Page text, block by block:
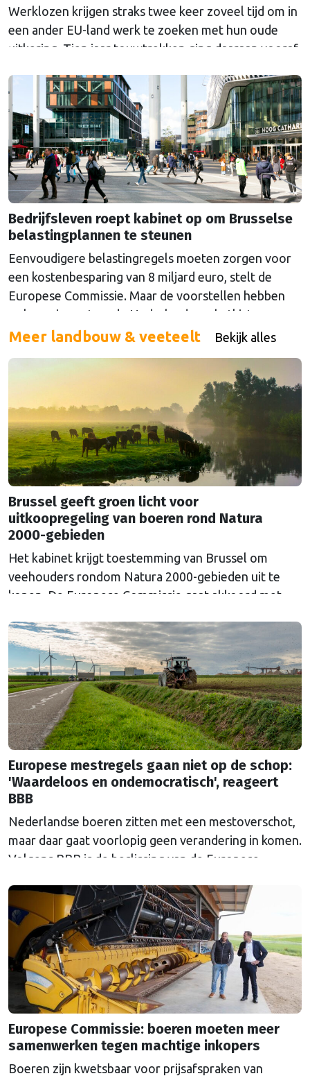
Werklozen krijgen straks twee keer zoveel tijd om in
een ander EU-land werk te zoeken met hun oude
uitkering. Tien jaar touwtrekken ging daaraan vooraf.
Bedrijfsleven roept kabinet op om Brusselse
belastingplannen te steunen
Eenvoudigere belastingregels moeten zorgen voor
een kostenbesparing van 8 miljard euro, stelt de
Europese Commissie. Maar de voorstellen hebben
ook een impact op de Nederlandse schatkist.
Meer landbouw & veeteelt Bekijk alles
Brussel geeft groen licht voor
uitkoopregeling van boeren rond Natura
2000-gebieden
Het kabinet krijgt toestemming van Brussel om
veehouders rondom Natura 2000-gebieden uit te
kopen. De Europese Commissie gaat akkoord met
Europese mestregels gaan niet op de schop:
'Waardeloos en ondemocratisch', reageert
BBB
Nederlandse boeren zitten met een mestoverschot,
maar daar gaat voorlopig geen verandering in komen.
Volgens BBB is de beslissing van de Europese
Europese Commissie: boeren moeten meer
samenwerken tegen machtige inkopers
Boeren zijn kwetsbaar voor prijsafspraken van